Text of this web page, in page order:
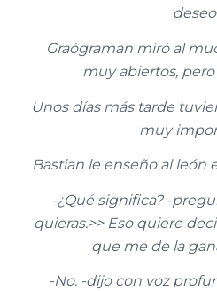
Graógraman miró al
muy abiertos,
Unos días más tarde
muy
Bastian le enseño al león
-¿Qué significa? -
quieras.>> Eso quiere
que me de la
-No. -dijo con voz